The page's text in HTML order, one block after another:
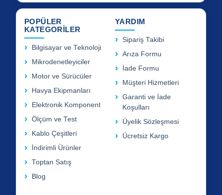
POPÜLER
KATEGORİLER
Bilgisayar ve Teknoloji
Mikrodenetleyiciler
Motor ve Sürücüler
Havya Ekipmanları
Elektronik Komponent
Ölçüm ve Test
Kablo Çeşitleri
İndirimli Ürünler
Toptan Satış
Blog
YARDIM
Sipariş Takibi
Arıza Formu
İade Formu
Müşteri Hizmetleri
Garanti ve İade
Koşulları
Üyelik Sözleşmesi
Ücretsiz Kargo